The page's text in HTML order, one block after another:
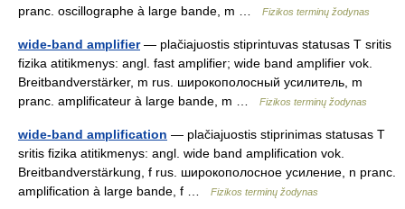
pranc. oscillographe à large bande, m …
Fizikos terminų žodynas
wide-band amplifier— plačiajuostis stiprintuvas statusas T sritis
fizika atitikmenys: angl. fast amplifier; wide band amplifier vok.
Breitbandverstärker, m rus. широкополосный усилитель, m
pranc. amplificateur à large bande, m …
Fizikos terminų žodynas
wide-band amplification — plačiajuostis stiprinimas statusas T
sritis fizika atitikmenys: angl. wide band amplification vok.
Breitbandverstärkung, f rus. широкополосное усиление, n pranc.
amplification à large bande, f …
Fizikos terminų žodynas